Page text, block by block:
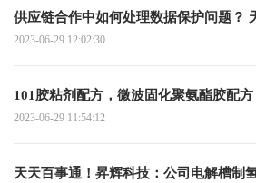
供应链合作中如何处理数据保护问题？
2023-06-29 12:02:30
101胶粘剂配方，微波固化聚氨酯胶配方
2023-06-29 11:54:12
天天百事通！昇辉科技：公司电解槽制